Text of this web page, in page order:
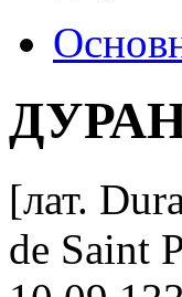
[лат.
de Saint